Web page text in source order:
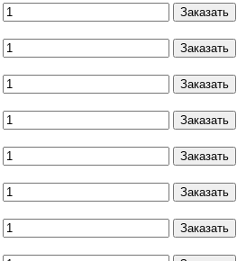
Заказать
Заказать
Заказать
Заказать
Заказать
Заказать
Заказать